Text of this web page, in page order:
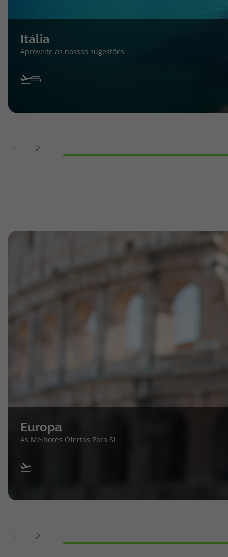
Itália
Aproveite as nossas sugestões
Europa
As Melhores Ofertas Para Si